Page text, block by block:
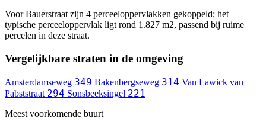
Voor Bauerstraat zijn 4 perceeloppervlakken gekoppeld; het
typische perceeloppervlak ligt rond 1.827 m2, passend bij ruime
percelen in deze straat.
Vergelijkbare straten in de omgeving
Amsterdamseweg 349 Bakenbergseweg 314 Van Lawick van
Pabststraat 294 Sonsbeeksingel 221
Meest voorkomende buurt